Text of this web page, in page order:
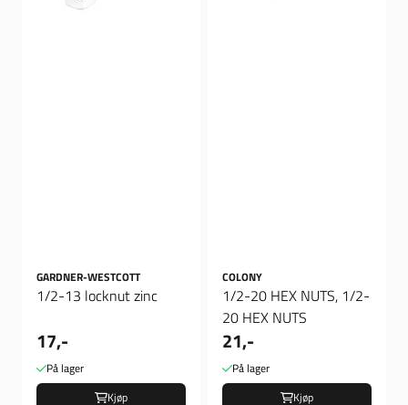
GARDNER-WESTCOTT
1/2-13 locknut zinc
17,-
På lager
Kjøp
COLONY
1/2-20 HEX NUTS, 1/2-
20 HEX NUTS
21,-
På lager
Kjøp